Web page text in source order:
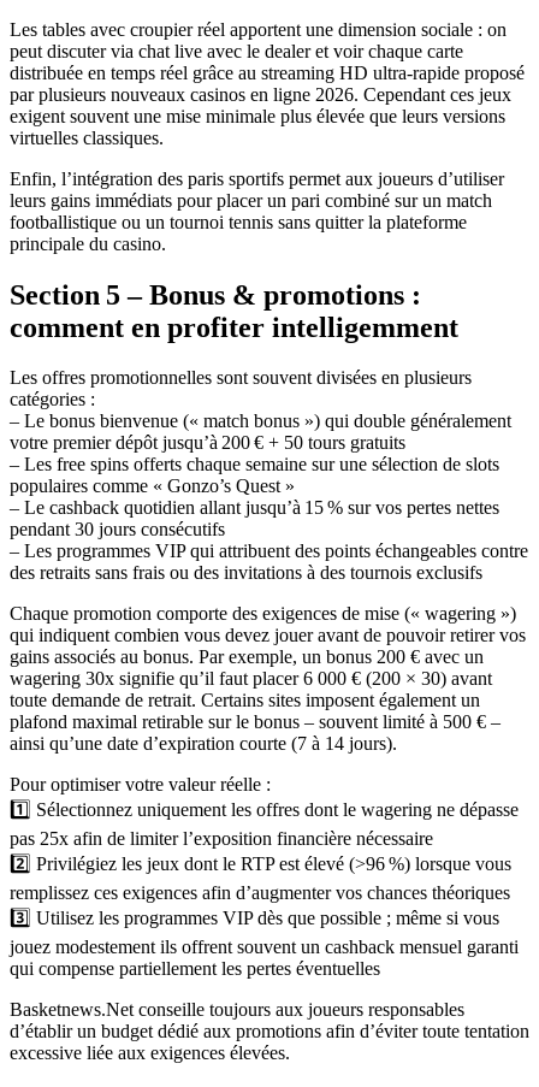
Les tables avec croupier réel apportent une dimension sociale : on
peut discuter via chat live avec le dealer et voir chaque carte
distribuée en temps réel grâce au streaming HD ultra‑rapide proposé
par plusieurs nouveaux casinos en ligne 2026. Cependant ces jeux
exigent souvent une mise minimale plus élevée que leurs versions
virtuelles classiques.
Enfin, l’intégration des paris sportifs permet aux joueurs d’utiliser
leurs gains immédiats pour placer un pari combiné sur un match
footballistique ou un tournoi tennis sans quitter la plateforme
principale du casino.
Section 5 – Bonus & promotions :
comment en profiter intelligemment
Les offres promotionnelles sont souvent divisées en plusieurs
catégories :
– Le bonus bienvenue (« match bonus ») qui double généralement
votre premier dépôt jusqu’à 200 € + 50 tours gratuits
– Les free spins offerts chaque semaine sur une sélection de slots
populaires comme « Gonzo’s Quest »
– Le cashback quotidien allant jusqu’à 15 % sur vos pertes nettes
pendant 30 jours consécutifs
– Les programmes VIP qui attribuent des points échangeables contre
des retraits sans frais ou des invitations à des tournois exclusifs
Chaque promotion comporte des exigences de mise (« wagering »)
qui indiquent combien vous devez jouer avant de pouvoir retirer vos
gains associés au bonus. Par exemple, un bonus 200 € avec un
wagering 30x signifie qu’il faut placer 6 000 € (200 × 30) avant
toute demande de retrait. Certains sites imposent également un
plafond maximal retirable sur le bonus – souvent limité à 500 € –
ainsi qu’une date d’expiration courte (7 à 14 jours).
Pour optimiser votre valeur réelle :
1️⃣ Sélectionnez uniquement les offres dont le wagering ne dépasse
pas 25x afin de limiter l’exposition financière nécessaire
2️⃣ Privilégiez les jeux dont le RTP est élevé (>96 %) lorsque vous
remplissez ces exigences afin d’augmenter vos chances théoriques
3️⃣ Utilisez les programmes VIP dès que possible ; même si vous
jouez modestement ils offrent souvent un cashback mensuel garanti
qui compense partiellement les pertes éventuelles
Basketnews.Net conseille toujours aux joueurs responsables
d’établir un budget dédié aux promotions afin d’éviter toute tentation
excessive liée aux exigences élevées.